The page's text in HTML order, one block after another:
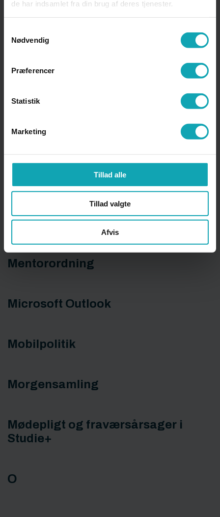
de har indsamlet fra din brug af deres tjenester.
Nødvendig
Præferencer
Statistik
Marketing
Tillad alle
Tillad valgte
Afvis
Krænkende adfærd
L
Lovgrundlag
Matematikcafé
Mentorordning
Microsoft Outlook
Mobilpolitik
Morgensamling
Mødepligt og fraværsårsager i
Studie+
O